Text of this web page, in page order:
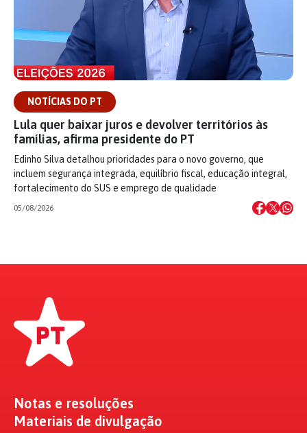
NOTÍCIAS DO PT
Lula quer baixar juros e devolver territórios às
famílias, afirma presidente do PT
Edinho Silva detalhou prioridades para o novo governo, que
incluem segurança integrada, equilíbrio fiscal, educação integral,
fortalecimento do SUS e emprego de qualidade
05/08/2026
Notas e resoluções
Materiais de divulgação